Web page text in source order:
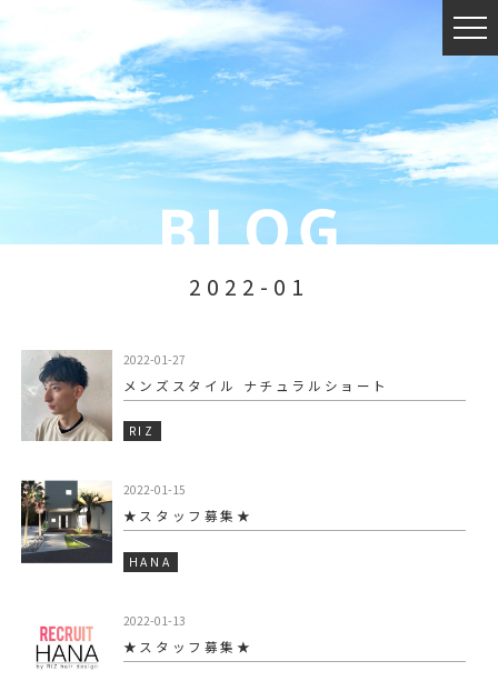
2022-01
2022-01-27
メンズスタイル ナチュラルショート
RIZ
2022-01-15
★スタッフ募集★
HANA
2022-01-13
★スタッフ募集★